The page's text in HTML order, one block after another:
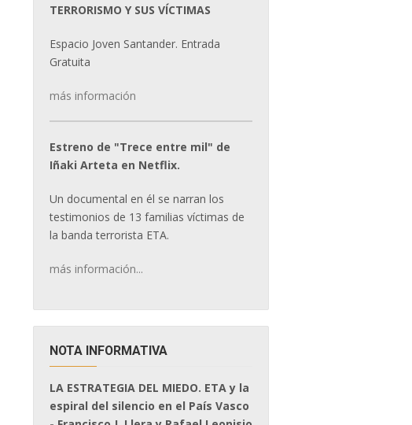
TERRORISMO Y SUS VÍCTIMAS
Espacio Joven Santander. Entrada
Gratuita
más información
Estreno de "Trece entre mil" de
Iñaki Arteta en Netflix.
Un documental en él se narran los
testimonios de 13 familias víctimas de
la banda terrorista ETA.
más información...
NOTA INFORMATIVA
LA ESTRATEGIA DEL MIEDO. ETA y la
espiral del silencio en el País Vasco